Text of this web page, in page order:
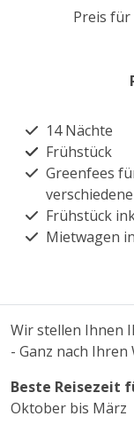
Preis für
14 Nächte
Frühstück
Greenfees
Frühstück
Mietwagen
Wir stellen Ihnen
- Ganz nach Ihren
Beste Reisezeit
Oktober bis März